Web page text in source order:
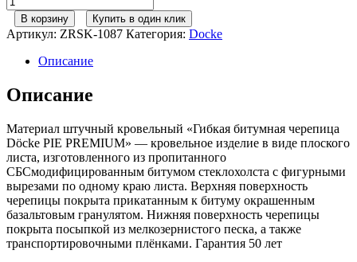
товара
Гибкая
черепица
Döcke
PREMIUM/
КЁЛЬН/
(3м2)
В корзину Купить в один клик
Артикул: ZRSK-1087 Категория: Docke
Описание
Описание
Материал штучный кровельный «Гибкая битумная черепица
Döcke PIE PREMIUM» — кровельное изделие в виде плоского
листа, изготовленного из пропитанного
СБСмодифицированным битумом стеклохолста с фигурными
вырезами по одному краю листа. Верхняя поверхность
черепицы покрыта прикатанным к битуму окрашенным
базальтовым гранулятом. Нижняя поверхность черепицы
покрыта посыпкой из мелкозернистого песка, а также
транспортировочными плёнками. Гарантия 50 лет